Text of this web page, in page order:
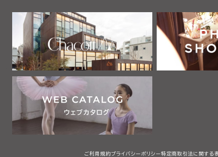
ご利用規約プライバシーポリシー 特定商取引法に関する